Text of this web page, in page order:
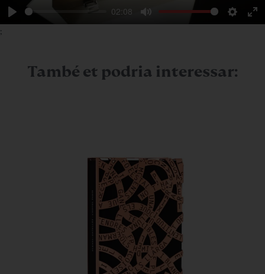
Play
02:08
Mute
;
També et podria interessar: